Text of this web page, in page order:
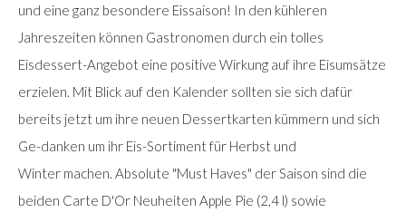
und eine ganz besondere Eissaison! In den kühleren
Jahreszeiten können Gastronomen durch ein tolles
Eisdessert-Angebot eine positive Wirkung auf ihre Eisumsätze
erzielen. Mit Blick auf den Kalender sollten sie sich dafür
bereits jetzt um ihre neuen Dessertkarten kümmern und sich
Ge-danken um ihr Eis-Sortiment für Herbst und
Winter machen. Absolute "Must Haves" der Saison sind die
beiden Carte D'Or Neuheiten Apple Pie (2,4 l) sowie